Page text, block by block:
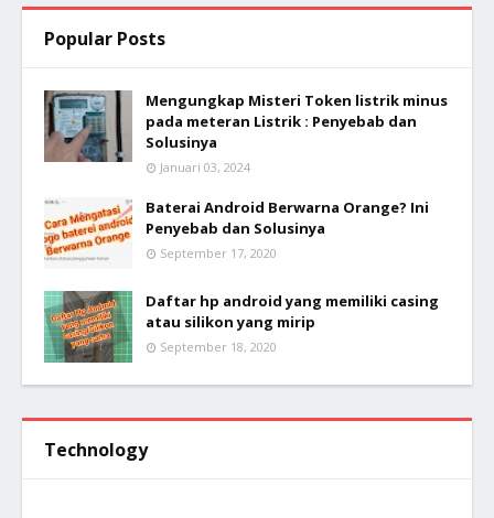
Popular Posts
Mengungkap Misteri Token listrik minus
pada meteran Listrik : Penyebab dan
Solusinya
Januari 03, 2024
Baterai Android Berwarna Orange? Ini
Penyebab dan Solusinya
September 17, 2020
Daftar hp android yang memiliki casing
atau silikon yang mirip
September 18, 2020
Technology